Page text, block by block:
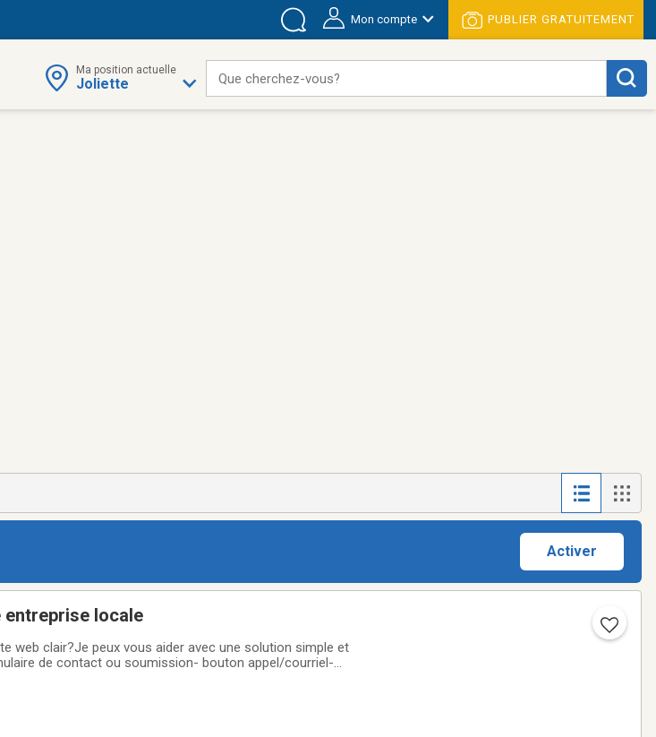
Mon compte PUBLIER GRATUITEMENT
Ma position actuelle
Joliette Que cherchez-vous?
Activer
entreprise locale
web clair?Je peux vous aider avec une solution simple et
de contact ou soumission- bouton appel/courriel-